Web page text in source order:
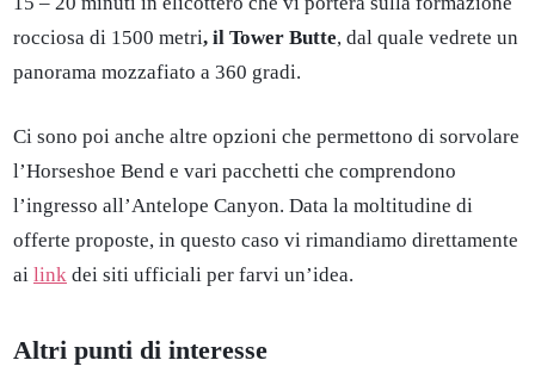
rocciosa di 1500 metri, il Tower Butte, dal quale vedrete un
panorama mozzafiato a 360 gradi.
Ci sono poi anche altre opzioni che permettono di sorvolare
l’Horseshoe Bend e vari pacchetti che comprendono
l’ingresso all’Antelope Canyon. Data la moltitudine di
offerte proposte, in questo caso vi rimandiamo direttamente
ai link dei siti ufficiali per farvi un’idea.
Altri punti di interesse